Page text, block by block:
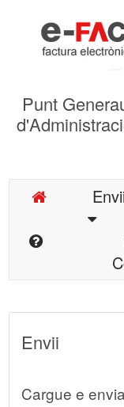
Punt
Envii
Cargue e